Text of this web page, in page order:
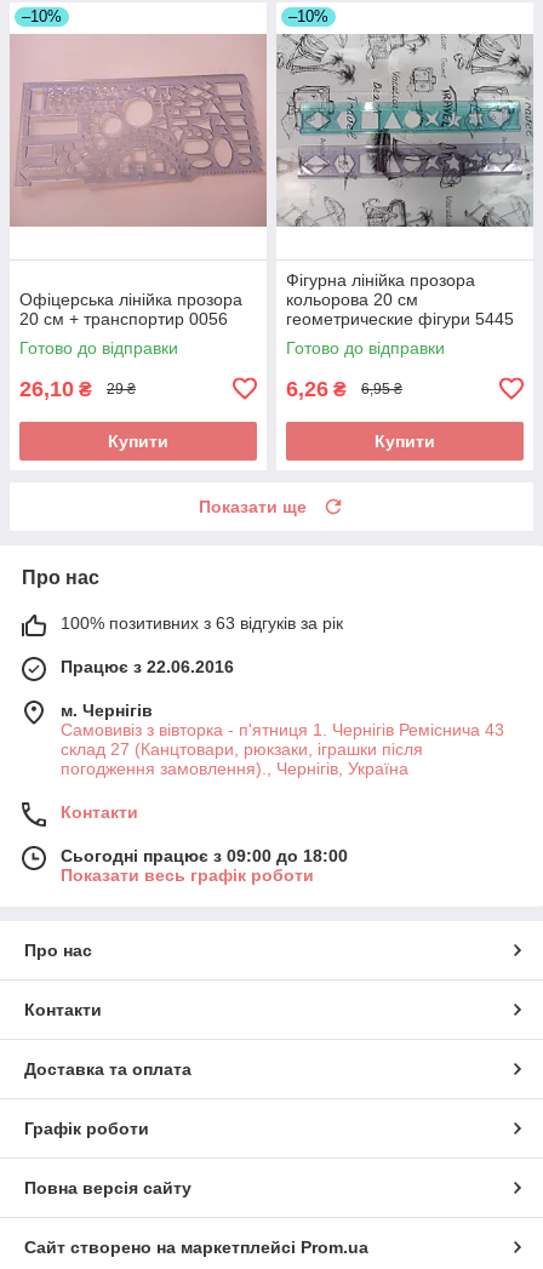
–10%
Офіцерська лінійка прозора
20 см + транспортир 0056
Готово до відправки
26,10 ₴ 29 ₴
Купити
–10%
Фігурна лінійка прозора
кольорова 20 см
геометрические фігури 5445
Готово до відправки
6,26 ₴ 6,95 ₴
Купити
Показати ще
Про нас
100% позитивних з 63 відгуків за рік
Працює з 22.06.2016
м. Чернігів
Самовивіз з вівторка - п'ятниця 1. Чернігів Реміснича 43
склад 27 (Канцтовари, рюкзаки, іграшки після
погодження замовлення)., Чернігів, Україна
Контакти
Сьогодні працює з 09:00 до 18:00
Показати весь графік роботи
Про нас
Контакти
Доставка та оплата
Графік роботи
Повна версія сайту
Сайт створено на маркетплейсі Prom.ua